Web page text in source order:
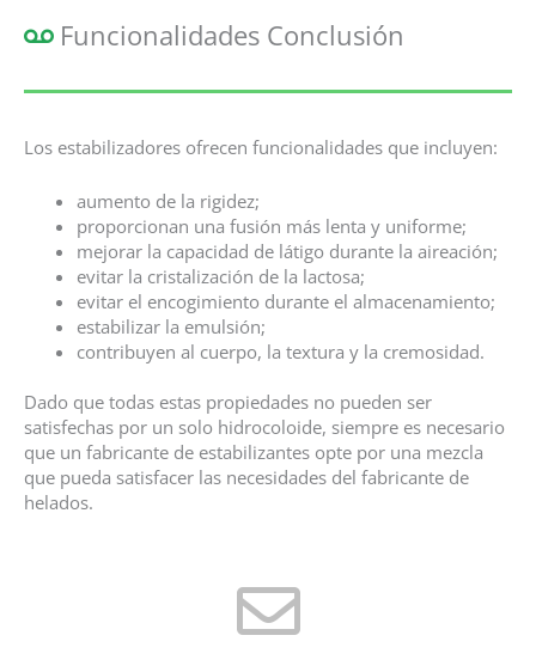
Funcionalidades Conclusión
Los estabilizadores ofrecen funcionalidades que incluyen:
aumento de la rigidez;
proporcionan una fusión más lenta y uniforme;
mejorar la capacidad de látigo durante la aireación;
evitar la cristalización de la lactosa;
evitar el encogimiento durante el almacenamiento;
estabilizar la emulsión;
contribuyen al cuerpo, la textura y la cremosidad.
Dado que todas estas propiedades no pueden ser
satisfechas por un solo hidrocoloide, siempre es necesario
que un fabricante de estabilizantes opte por una mezcla
que pueda satisfacer las necesidades del fabricante de
helados.